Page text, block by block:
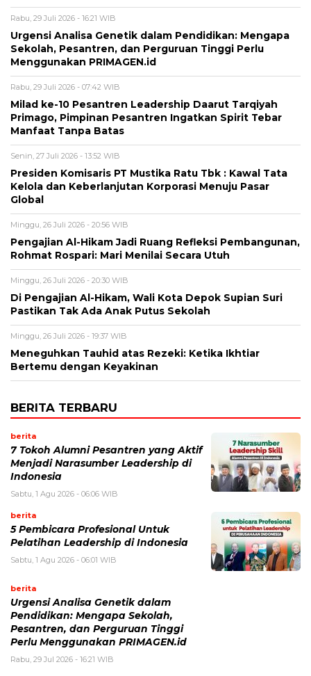
Rabu, 29 Juli 2026 - 16:21 WIB
Urgensi Analisa Genetik dalam Pendidikan: Mengapa
Sekolah, Pesantren, dan Perguruan Tinggi Perlu
Menggunakan PRIMAGEN.id
Rabu, 29 Juli 2026 - 07:42 WIB
Milad ke-10 Pesantren Leadership Daarut Tarqiyah
Primago, Pimpinan Pesantren Ingatkan Spirit Tebar
Manfaat Tanpa Batas
Senin, 27 Juli 2026 - 13:52 WIB
Presiden Komisaris PT Mustika Ratu Tbk : Kawal Tata
Kelola dan Keberlanjutan Korporasi Menuju Pasar
Global
Minggu, 26 Juli 2026 - 20:56 WIB
Pengajian Al-Hikam Jadi Ruang Refleksi Pembangunan,
Rohmat Rospari: Mari Menilai Secara Utuh
Minggu, 26 Juli 2026 - 20:30 WIB
Di Pengajian Al-Hikam, Wali Kota Depok Supian Suri
Pastikan Tak Ada Anak Putus Sekolah
Minggu, 26 Juli 2026 - 19:37 WIB
Meneguhkan Tauhid atas Rezeki: Ketika Ikhtiar
Bertemu dengan Keyakinan
BERITA TERBARU
berita
7 Tokoh Alumni Pesantren yang Aktif
Menjadi Narasumber Leadership di
Indonesia
Sabtu, 1 Agu 2026 - 06:06 WIB
berita
5 Pembicara Profesional Untuk
Pelatihan Leadership di Indonesia
Sabtu, 1 Agu 2026 - 06:01 WIB
berita
Urgensi Analisa Genetik dalam
Pendidikan: Mengapa Sekolah,
Pesantren, dan Perguruan Tinggi
Perlu Menggunakan PRIMAGEN.id
Rabu, 29 Jul 2026 - 16:21 WIB